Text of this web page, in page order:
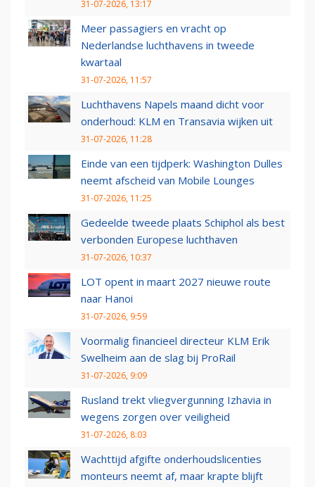
31-07-2026, 13:17
Meer passagiers en vracht op
Nederlandse luchthavens in tweede
kwartaal
31-07-2026, 11:57
Luchthavens Napels maand dicht voor
onderhoud: KLM en Transavia wijken uit
31-07-2026, 11:28
Einde van een tijdperk: Washington Dulles
neemt afscheid van Mobile Lounges
31-07-2026, 11:25
Gedeelde tweede plaats Schiphol als best
verbonden Europese luchthaven
31-07-2026, 10:37
LOT opent in maart 2027 nieuwe route
naar Hanoi
31-07-2026, 9:59
Voormalig financieel directeur KLM Erik
Swelheim aan de slag bij ProRail
31-07-2026, 9:09
Rusland trekt vliegvergunning Izhavia in
wegens zorgen over veiligheid
31-07-2026, 8:03
Wachttijd afgifte onderhoudslicenties
monteurs neemt af, maar krapte blijft